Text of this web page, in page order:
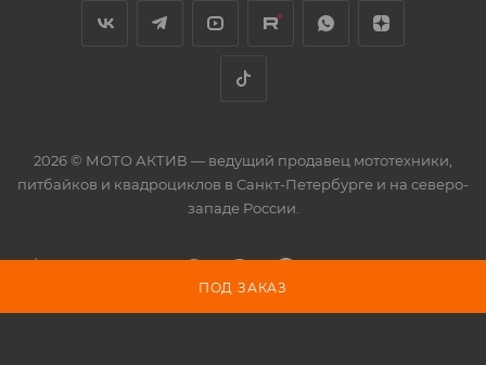
ПОД ЗАКАЗ
2026 © МОТО АКТИВ — ведущий продавец мототехники,
питбайков и квадроциклов в Санкт-Петербурге и на северо-
западе России.